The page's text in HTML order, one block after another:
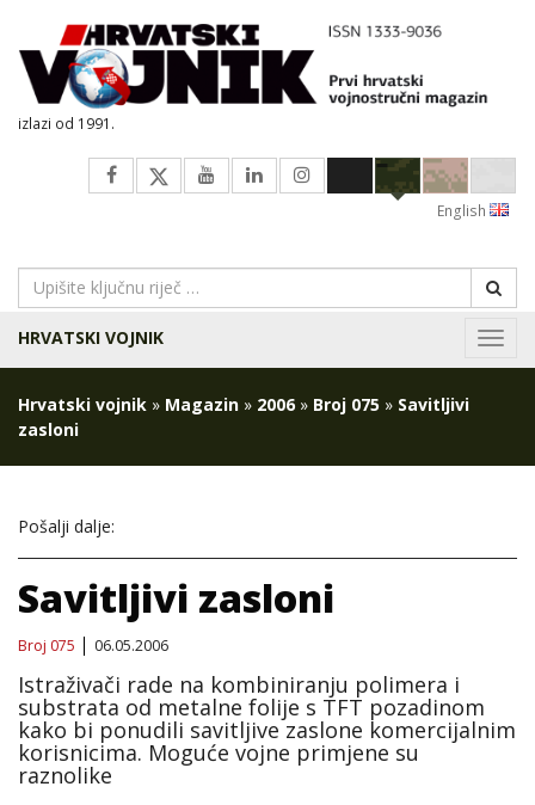
izlazi od 1991.
English
HRVATSKI VOJNIK
Hrvatski vojnik » Magazin » 2006 » Broj 075 » Savitljivi
zasloni
Pošalji dalje:
Savitljivi zasloni
Broj 075 06.05.2006
Istraživači rade na kombiniranju polimera i
substrata od metalne folije s TFT pozadinom
kako bi ponudili savitljive zaslone komercijalnim
korisnicima. Moguće vojne primjene su
raznolike